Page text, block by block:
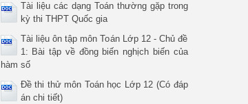
Tài liệu các dạng Toán thường gặp trong
kỳ thi THPT Quốc gia
Tài liệu ôn tập môn Toán Lớp 12 - Chủ đề
1: Bài tập về đồng biến nghịch biến của
hàm số
Đề thi thử môn Toán học Lớp 12 (Có đáp
án chi tiết)